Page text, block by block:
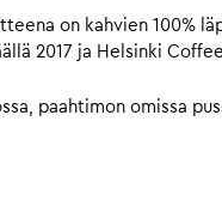
on kahvien
2017 ja Helsinki
paahtimon omissa